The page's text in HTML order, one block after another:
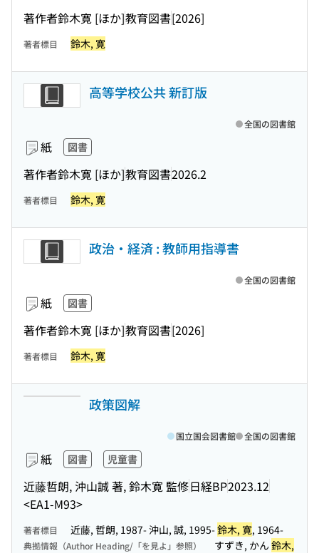
著作者鈴木寛 [ほか]教育図書[2026]
著者標目 鈴木, 寛
高等学校公共 新訂版
紙 図書
著作者鈴木寛 [ほか]教育図書2026.2
全国の図書館
著者標目 鈴木, 寛
政治・経済 : 教師用指導書
紙 図書
著作者鈴木寛 [ほか]教育図書[2026]
全国の図書館
著者標目 鈴木, 寛
政策図解
紙 図書 児童書
近藤哲朗, 沖山誠 著, 鈴木寛 監修日経BP2023.12
<EA1-M93>
国立国会図書館 全国の図書館
著者標目 近藤, 哲朗, 1987- 沖山, 誠, 1995-鈴木, 寛, 1964-
典拠情報（Author Heading/「を見よ」参照） すずき, かん 鈴木,